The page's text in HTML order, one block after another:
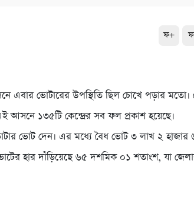
ফ+
এবার ভোটারের উপস্থিতি ছিল চোখে পড়ার
১৩৫টি কেন্দ্রের সব ফল প্রকাশ হয়েছে।
ভোট দেন। এর মধ্যে বৈধ ভোট ৩ লাখ ২ হাজার
হার দাঁড়িয়েছে ৬৫ দশমিক ০১ শতাংশ, যা